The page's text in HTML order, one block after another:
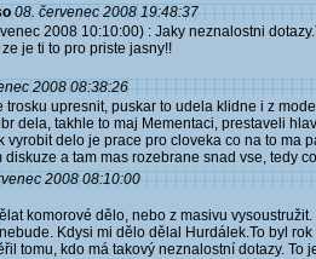
08. červenec 2008 19:48:37
2008 10:10:00) : Jaky neznalostni
je ti to pro priste jasny!!
2008 08:38:26
trosku upresnit, puskar to udela klidne i z
dela, takhle to maj Mementaci, prestaveli
vyrobit delo je prace pro cloveka co na to ma
diskuze a tam mas rozebrane snad vse, tedy
2008 08:10:00
komorové dělo, nebo z masivu
Kdysi mi dělo dělal Hurdálek.To byl
tomu, kdo má takový neznalostní dotazy. To